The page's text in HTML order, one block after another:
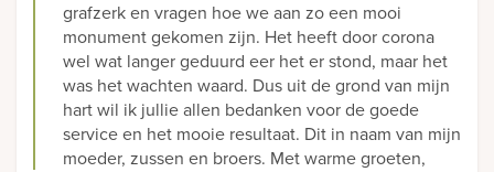
grafzerk en vragen hoe we aan zo een mooi
monument gekomen zijn. Het heeft door corona
wel wat langer geduurd eer het er stond, maar het
was het wachten waard. Dus uit de grond van mijn
hart wil ik jullie allen bedanken voor de goede
service en het mooie resultaat. Dit in naam van mijn
moeder, zussen en broers. Met warme groeten,